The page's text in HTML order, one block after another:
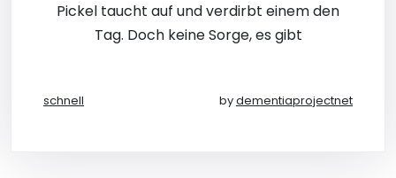
Pickel taucht auf und verdirbt einem den
Tag. Doch keine Sorge, es gibt
schnell bydementiaprojectnet